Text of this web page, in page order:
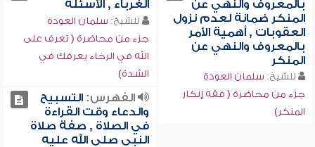
بالمعروف والنهي عن
المنكر ضمانة لعدم نزول
العقوبات , أهمية الأمر
بالمعروف والنهي عن
المنكر
للشيخ: سلمان العودة
جزء من محاضرة ( فقه إنكار
المنكر)
الغرباء , الأسئلة
للشيخ: سلمان العودة
جزء من محاضرة ( تعرف على
الله في الرخاء يعرفك في
الشدة)
الفهرس:التسبيح
والدعاء وقت القراءة
في الصلاة , صفة صلاة
النبي صلى الله عليه